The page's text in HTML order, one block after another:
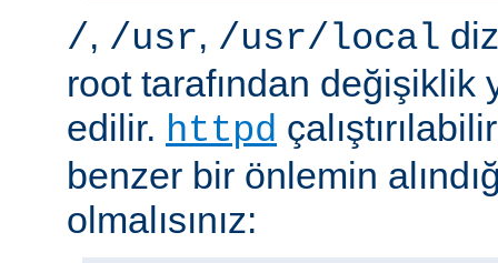
/, /usr, /usr/local
root tarafından değişiklik
edilir. httpd
benzer bir önlemin
olmalısınız: